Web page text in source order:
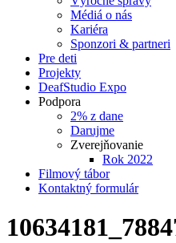
Médiá o nás
Kariéra
Sponzori & partneri
Pre deti
Projekty
DeafStudio Expo
Podpora
2% z dane
Darujme
Zverejňovanie
Rok 2022
Filmový tábor
Kontaktný formulár